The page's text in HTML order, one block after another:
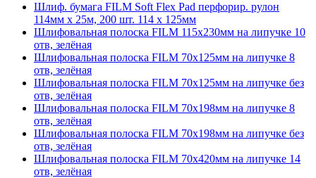
Шлиф. бумага FILM Soft Flex Pad перфорир. рулон
114мм х 25м, 200 шт. 114 х 125мм
Шлифовальная полоска FILM 115х230мм на липучке 10
отв, зелёная
Шлифовальная полоска FILM 70х125мм на липучке 8
отв, зелёная
Шлифовальная полоска FILM 70х125мм на липучке без
отв, зелёная
Шлифовальная полоска FILM 70х198мм на липучке 8
отв, зелёная
Шлифовальная полоска FILM 70х198мм на липучке без
отв, зелёная
Шлифовальная полоска FILM 70х420мм на липучке 14
отв, зелёная